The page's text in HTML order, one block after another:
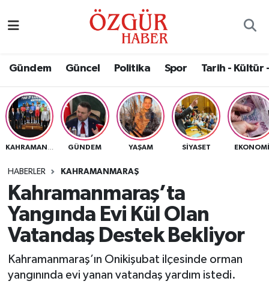
Gündem Güncel Politika Spor Tarih - Kültür
GÜNDEM YAŞAM SIYASET EKONOMI
HABERLER KAHRAMANMARAŞ
Kahramanmaraş’ta
Yangında Evi Kül Olan
Vatandaş Destek Bekliyor
Kahramanmaraş’ın Onikişubat ilçesinde orman
yangınında evi yanan vatandaş yardım istedi.
Eğitim
Ekonomi
Güncel
Gündem
Magazin
Politika
Nöbetçi Eczaneler
Namaz Vakitleri
Trafik Durumu
Süper Lig Puan Durumu ve Fikstür
Tüm Manşetler
Son Dakika Haberleri
Haber Arşivi